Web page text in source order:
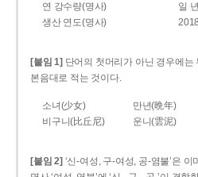
연 강수량(명사)
일
생산 연도(명사)
[붙임 1] 단어의 첫머리가 아닌 경우에
본음대로 적는 것이다.
소녀(少女) 만년(晩年)
비구니(比丘尼)
운니(雲泥)
[붙임 2] ‘신-여성, 구-여성, 공-염불’은